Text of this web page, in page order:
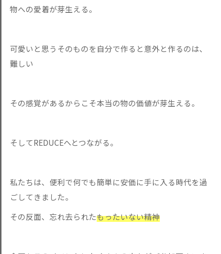
物への愛着が芽生える。
可愛いと思うそのものを自分で作ると意外と作るのは、
難しい
その感覚があるからこそ本当の物の価値が芽生える。
そしてREDUCEへとつながる。
私たちは、便利で何でも簡単に安価に手に入る時代を過
ごしてきました。
その反面、忘れ去られたもったいない精神